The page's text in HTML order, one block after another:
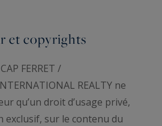
et copyrights
FERRET /
REALTY ne
qu’un droit d’usage privé,
exclusif, sur le contenu du